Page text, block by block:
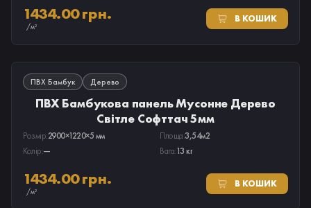
1434.00 грн.
/м²
В КОШИК
В НАЯВНОСТІ
ПВХ Бамбук Дерево
ПВХ Бамбукова панель Мусонне Дерево
Світле Софттач 5мм
Розмір:2900×1220×5 мм Площа:3,54м2
Колір:— Вага:13 кг
1434.00 грн.
/м²
В КОШИК